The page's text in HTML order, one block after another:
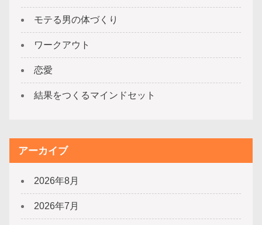
モテる男の体づくり
ワークアウト
恋愛
結果をつくるマインドセット
アーカイブ
2026年8月
2026年7月